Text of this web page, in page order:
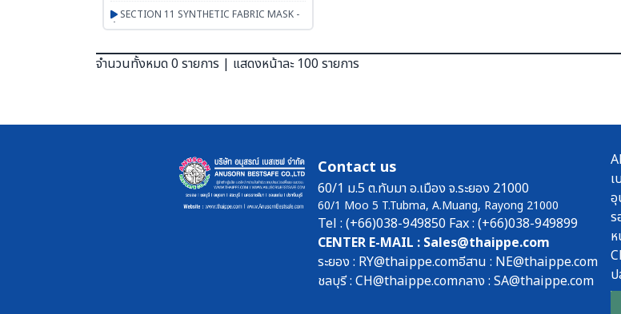
SECTION 11 SYNTHETIC FABRIC MASK -
ผ้าปิดจมูกเสริมใยสังเคราะห์ UN95 SERIES
SECTION 12 RESPIRATOR - หน้ากากตลับ
กรอง
SECTION 15 SCBA FENAN - Self
Contained Breathing Apparatus - ชุดเครื่อง
SECTION 16 SAFETY CAP | HOOD | หมวก
จำนวนทั้งหมด 0 รายการ | แสดงหน้าละ 100 รายการ
Contact us
60/1 ม.5 ต.ทับมา อ.เมือง จ.ระยอง 21000
60/1 Moo 5 T.Tubma, A.Muang, Rayong 21000
Tel : (+66)038-949850 Fax : (+66)038-949899
CENTER E-MAIL : Sales@thaippe.com
ระยอง : RY@thaippe.comอีสาน : NE@thaippe.com
ชลบุรี : CH@thaippe.comกลาง : SA@thaippe.com
ร